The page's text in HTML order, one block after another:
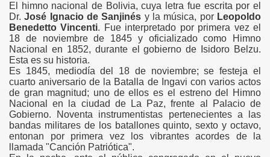
El himno nacional de Bolivia, cuya letra fue escrita por el
Dr.José Ignacio de Sanjinés y la música, por Leopoldo
Benedetto Vincenti. Fue interpretado por primera vez el
18 de noviembre de 1845 y oficializado como Himno
Nacional en 1852, durante el gobierno de Isidoro Belzu.
Esta es su historia.
Es 1845, mediodía del 18 de noviembre; se festeja el
cuarto aniversario de la Batalla de Ingavi con varios actos
de gran magnitud; uno de ellos es el estreno del Himno
Nacional en la ciudad de La Paz, frente al Palacio de
Gobierno. Noventa instrumentistas pertenecientes a las
bandas militares de los batallones quinto, sexto y octavo,
entonan por primera vez los vibrantes acordes de la
llamada "Canción Patriótica".